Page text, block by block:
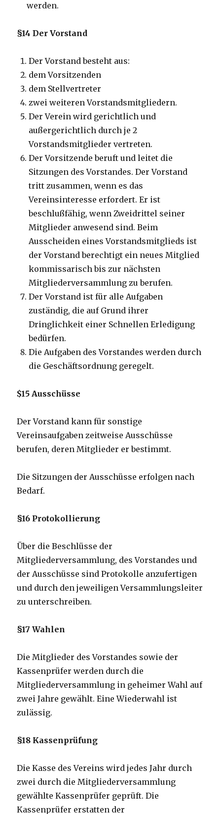
werden.
§14 Der Vorstand
Der Vorstand besteht aus:
dem Vorsitzenden
dem Stellvertreter
zwei weiteren Vorstandsmitgliedern.
Der Verein wird gerichtlich und
außergerichtlich durch je 2
Vorstandsmitglieder vertreten.
Der Vorsitzende beruft und leitet die
Sitzungen des Vorstandes. Der Vorstand
tritt zusammen, wenn es das
Vereinsinteresse erfordert. Er ist
beschlußfähig, wenn Zweidrittel seiner
Mitglieder anwesend sind. Beim
Ausscheiden eines Vorstandsmitglieds ist
der Vorstand berechtigt ein neues Mitglied
kommissarisch bis zur nächsten
Mitgliederversammlung zu berufen.
Der Vorstand ist für alle Aufgaben
zuständig, die auf Grund ihrer
Dringlichkeit einer Schnellen Erledigung
bedürfen.
Die Aufgaben des Vorstandes werden durch
die Geschäftsordnung geregelt.
$15 Ausschüsse
Der Vorstand kann für sonstige
Vereinsaufgaben zeitweise Ausschüsse
berufen, deren Mitglieder er bestimmt.
Die Sitzungen der Ausschüsse erfolgen nach
Bedarf.
§16 Protokollierung
Über die Beschlüsse der
Mitgliederversammlung, des Vorstandes und
der Ausschüsse sind Protokolle anzufertigen
und durch den jeweiligen Versammlungsleiter
zu unterschreiben.
§17 Wahlen
Die Mitglieder des Vorstandes sowie der
Kassenprüfer werden durch die
Mitgliederversammlung in geheimer Wahl auf
zwei Jahre gewählt. Eine Wiederwahl ist
zulässig.
§18 Kassenprüfung
Die Kasse des Vereins wird jedes Jahr durch
zwei durch die Mitgliederversammlung
gewählte Kassenprüfer geprüft. Die
Kassenprüfer erstatten der